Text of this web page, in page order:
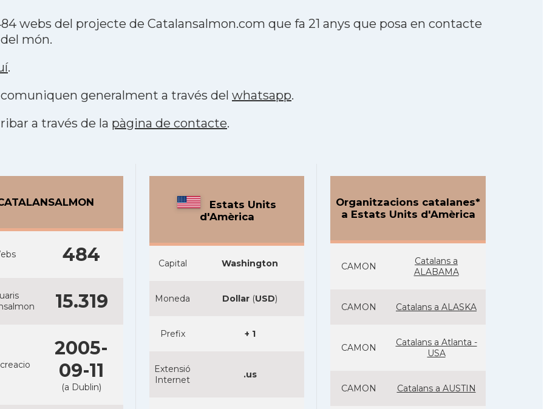
webs del projecte de Catalansalmon.com que fa 21 anys que posa en contacte
món.
.
generalment a través del whatsapp.
a través de la pàgina de contacte.
484
15.319
2005-
09-11
(a Dublin)
Estats Units
d'Amèrica
Capital Washington
Moneda Dollar (USD)
Prefix + 1
Extensió
Internet
.us
Organitzacions catalanes*
a Estats Units d'Amèrica
CAMON
Catalans a
ALABAMA
CAMON Catalans a ALASKA
CAMON
Catalans a Atlanta -
USA
CAMON Catalans a AUSTIN